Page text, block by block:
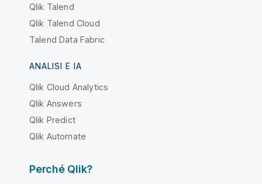
Qlik Talend
Qlik Talend Cloud
Talend Data Fabric
ANALISI E IA
Qlik Cloud Analytics
Qlik Answers
Qlik Predict
Qlik Automate
Perché Qlik?